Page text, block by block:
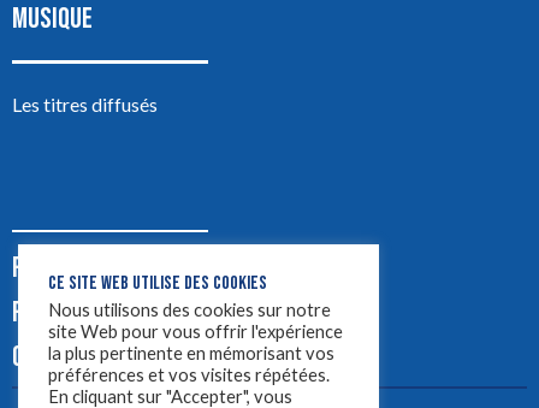
MUSIQUE
Les titres diffusés
PODCASTS
PUB
CONTACT
CE SITE WEB UTILISE DES COOKIES
Nous utilisons des cookies sur notre
site Web pour vous offrir l'expérience
la plus pertinente en mémorisant vos
préférences et vos visites répétées.
En cliquant sur "Accepter", vous